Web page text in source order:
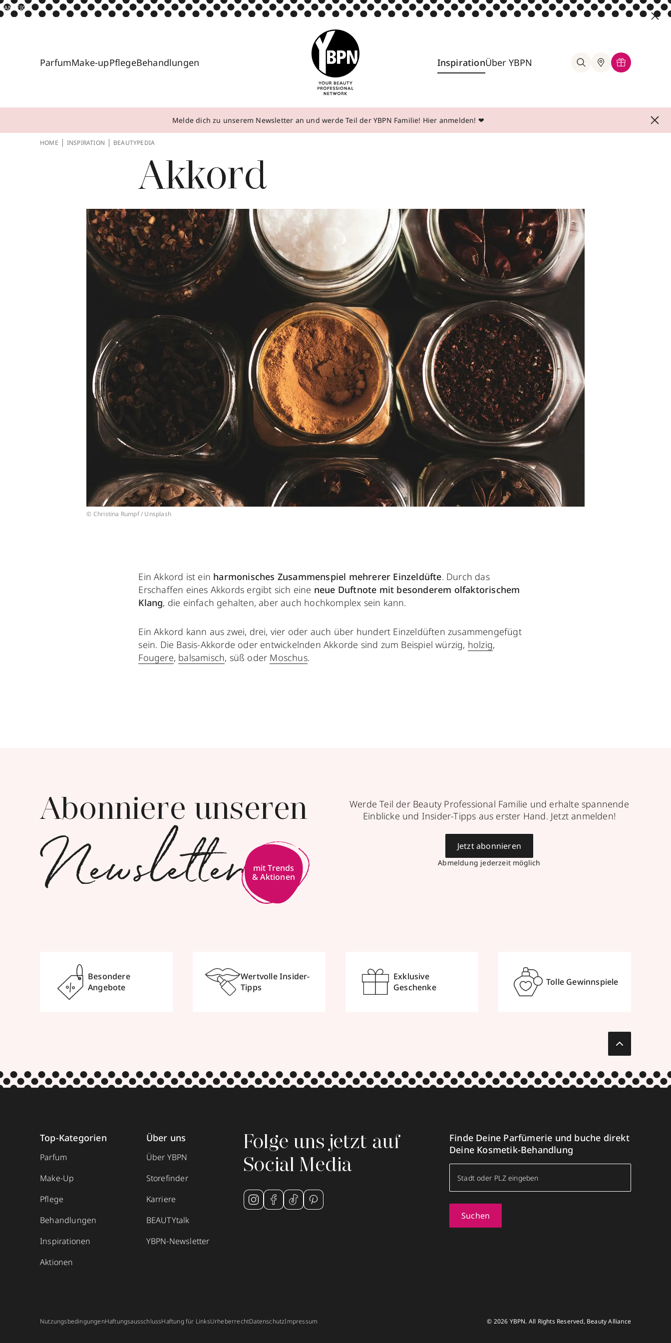
ANZEIGE
ParfumMake-upPflegeBehandlungen InspirationÜber YBPN
Melde dich zu unserem Newsletter an und werde Teil der YBPN Familie! Hier anmelden! ❤
HOME INSPIRATION BEAUTYPEDIA
Akkord
© Christina Rumpf / Unsplash
Ein Akkord ist ein harmonisches Zusammenspiel mehrerer Einzeldüfte. Durch das
Erschaffen eines Akkords ergibt sich eine neue Duftnote mit besonderem olfaktorischem
Klang, die einfach gehalten, aber auch hochkomplex sein kann.
Ein Akkord kann aus zwei, drei, vier oder auch über hundert Einzeldüften zusammengefügt
sein. Die Basis-Akkorde oder entwickelnden Akkorde sind zum Beispiel würzig, holzig,
Fougere, balsamisch, süß oder Moschus.
Abonniere unseren
Newsletter
Werde Teil der Beauty Professional Familie und erhalte spannende
Einblicke und Insider-Tipps aus erster Hand. Jetzt anmelden!
Abmeldung jederzeit möglich
Jetzt abonnieren
Besondere
Angebote
Wertvolle Insider-
Tipps
Exklusive
Geschenke
Tolle Gewinnspiele
Top-Kategorien
Parfum
Make-Up
Pflege
Behandlungen
Inspirationen
Aktionen
Über uns
Über YBPN
Storefinder
Karriere
BEAUTYtalk
YBPN-Newsletter
Folge uns jetzt auf
Social Media
Finde Deine Parfümerie und buche direkt
Deine Kosmetik-Behandlung
Suchen
NutzungsbedingungenHaftungsausschlussHaftung für LinksUrheberrechtDatenschutzImpressum © 2026 YBPN. All Rights Reserved, Beauty Alliance